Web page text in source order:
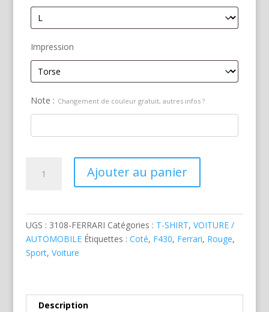
Impression
Note : Changement de couleur gratuit, autres infos ?
Ajouter au panier
UGS : 3108-FERRARI Catégories : T-SHIRT, VOITURE /
AUTOMOBILE Étiquettes : Coté, F430, Ferrari, Rouge,
Sport, Voiture
Description